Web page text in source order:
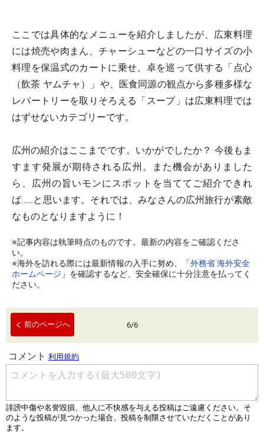
ここでは具体的なメニューを紹介しましたが、広東料理
には焼売や肉まん、チャーシューなどの一口サイズの小
料理を保温式のカートに乗せ、卓を巡って供する「点心
（飲茶 ヤムチャ）」や、医食同源の観点から多種多様な
レパートリーを取りそろえる「スープ」は広東料理では
はずせないカテゴリーです。
広州の紹介はここまでです。いかがでしたか？ 今後もま
すます発展が期待される広州。また機会がありました
ら、広州の旨いモンにスポットを当ててご紹介できれ
ば……と思います。それでは、みなさんの広州旅行が素敵
なものとなりますように！
※記事内容は執筆時点のものです。最新の内容をご確認くださ
い。
※海外を訪れる際には最新情報の入手に努め、「外務省 海外安全
ホームページ 」を確認するなど、安全確保に十分注意を払ってく
ださい。
前のページへ 6/6